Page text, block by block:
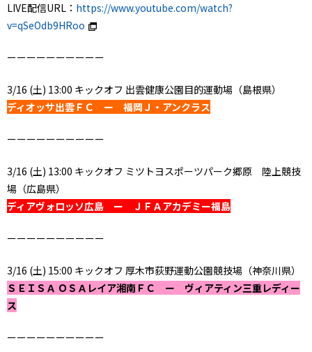
LIVE配信URL： https://www.youtube.com/watch?
v=qSeOdb9HRoo
ーーーーーーーーーー
3/16 (土) 13:00 キックオフ 出雲健康公園目的運動場（島根県）
ディオッサ出雲ＦＣ ー 福岡Ｊ・アンクラス
ーーーーーーーーーー
3/16 (土) 13:00 キックオフ ミツトヨスポーツパーク郷原 陸上競技
場（広島県）
ディアヴォロッソ広島 ー ＪＦＡアカデミー福島
ーーーーーーーーーー
3/16 (土) 15:00 キックオフ 厚木市荻野運動公園競技場（神奈川県）
ＳＥＩＳＡ ＯＳＡレイア湘南ＦＣ ー ヴィアティン三重レディー
ス
ーーーーーーーーーー